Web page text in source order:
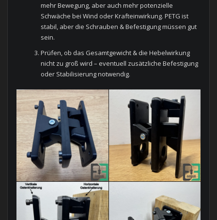
mehr Bewegung, aber auch mehr potenzielle
Schwäche bei Wind oder Krafteinwirkung. PETG ist
stabil, aber die Schrauben & Befestigung müssen gut
sein.
Prüfen, ob das Gesamtgewicht & die Hebelwirkung
nicht zu groß wird – eventuell zusätzliche Befestigung
oder Stabilisierung notwendig.